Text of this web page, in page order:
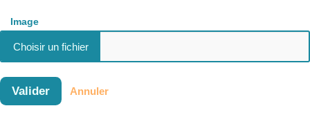
Image
Valider Annuler